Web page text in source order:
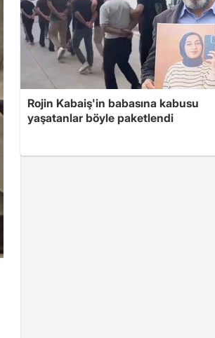
Rojin Kabaiş'in babasına kabusu
yaşatanlar böyle paketlendi